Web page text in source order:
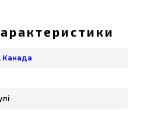
Канада за нормальною
грн. в каталозі інтернет
аксесуарів Гриль Поінт.
Поінт. Зателефонуйте
телефонним номером (098)
Канада